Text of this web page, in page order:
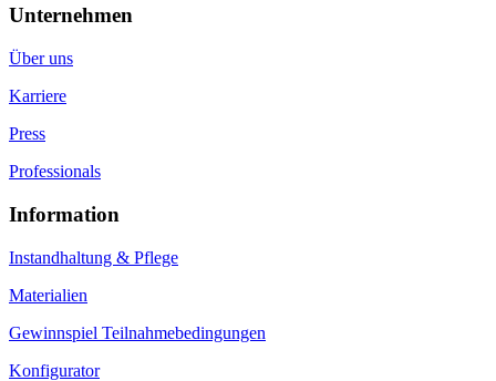
Unternehmen
Über uns
Karriere
Press
Professionals
Information
Instandhaltung & Pflege
Materialien
Gewinnspiel Teilnahmebedingungen
Konfigurator